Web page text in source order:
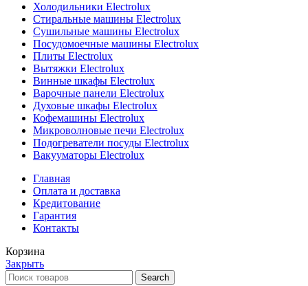
Холодильники Electrolux
Стиральные машины Electrolux
Сушильные машины Electrolux
Посудомоечные машины Electrolux
Плиты Electrolux
Вытяжки Electrolux
Винные шкафы Electrolux
Варочные панели Electrolux
Духовые шкафы Electrolux
Кофемашины Electrolux
Микроволновые печи Electrolux
Подогреватели посуды Electrolux
Вакууматоры Electrolux
Главная
Оплата и доставка
Кредитование
Гарантия
Контакты
Корзина
Закрыть
Search